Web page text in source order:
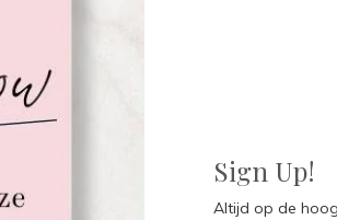
Sign Up!
Altijd op de